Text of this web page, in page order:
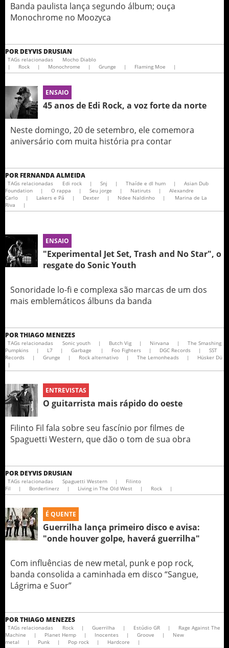
Banda paulista lança segundo álbum; ouça
Monochrome no Moozyca
POR DEYVIS DRUSIAN
TAGs relacionadas
Mocho Diablo
|
Rock | Monochrome | Grunge | Flaming Moe |
ENSAIO
45 anos de Edi Rock, a voz forte da norte
Neste domingo, 20 de setembro, ele comemora
aniversário com muita história pra contar
POR FERNANDA ALMEIDA
TAGs relacionadas Edi rock | Snj | Thaíde e dl hum |
Asian Dub
Foundation
| O rappa | Seu jorge | Natiruts |
Alexandre
Carlo
| Lakers e Pá | Dexter | Ndee Naldinho |
Marina de La
Riva
|
ENSAIO
"Experimental Jet Set, Trash and No Star", o
resgate do Sonic Youth
Sonoridade lo-fi e complexa são marcas de um dos
mais emblemáticos álbuns da banda
PORTHIAGO MENEZES
TAGs relacionadas Sonic youth | Butch Vig | Nirvana |
The Smashing
Pumpkins
| L7 | Garbage | Foo Fighters | DGC Records |
SST
Records
| Grunge | Rock alternativo | The Lemonheads |
Hüsker Dü
|
ENTREVISTAS
O guitarrista mais rápido do oeste
Filinto Fil fala sobre seu fascínio por filmes de
Spaguetti Western, que dão o tom de sua obra
POR DEYVIS DRUSIAN
TAGs relacionadas Spaguetti Western |
Filinto
Fil
| Borderlinerz | Living in The Old West | Rock |
É QUENTE
Guerrilha lança primeiro disco e avisa:
"onde houver golpe, haverá guerrilha"
Com influências de new metal, punk e pop rock,
banda consolida a caminhada em disco “Sangue,
Lágrima e Suor”
PORTHIAGO MENEZES
TAGs relacionadas Rock | Guerrilha | Estúdio GR |
Rage Against The
Machine
| Planet Hemp | Inocentes | Groove |
New
metal
| Punk | Pop rock | Hardcore |